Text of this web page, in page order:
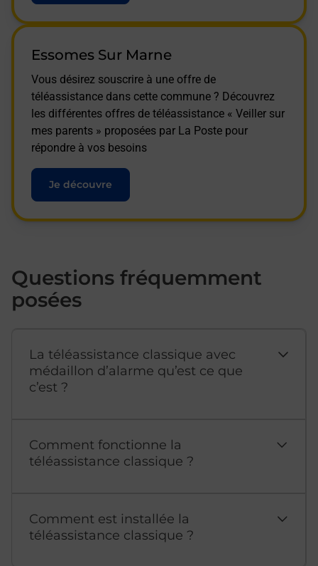
Essomes Sur Marne
Vous désirez souscrire à une offre de
téléassistance dans cette commune ? Découvrez
les différentes offres de téléassistance « Veiller sur
mes parents » proposées par La Poste pour
répondre à vos besoins
Je découvre
Questions fréquemment
posées
La téléassistance classique avec
médaillon d’alarme qu’est ce que
c’est ?
Comment fonctionne la
téléassistance classique ?
Comment est installée la
téléassistance classique ?